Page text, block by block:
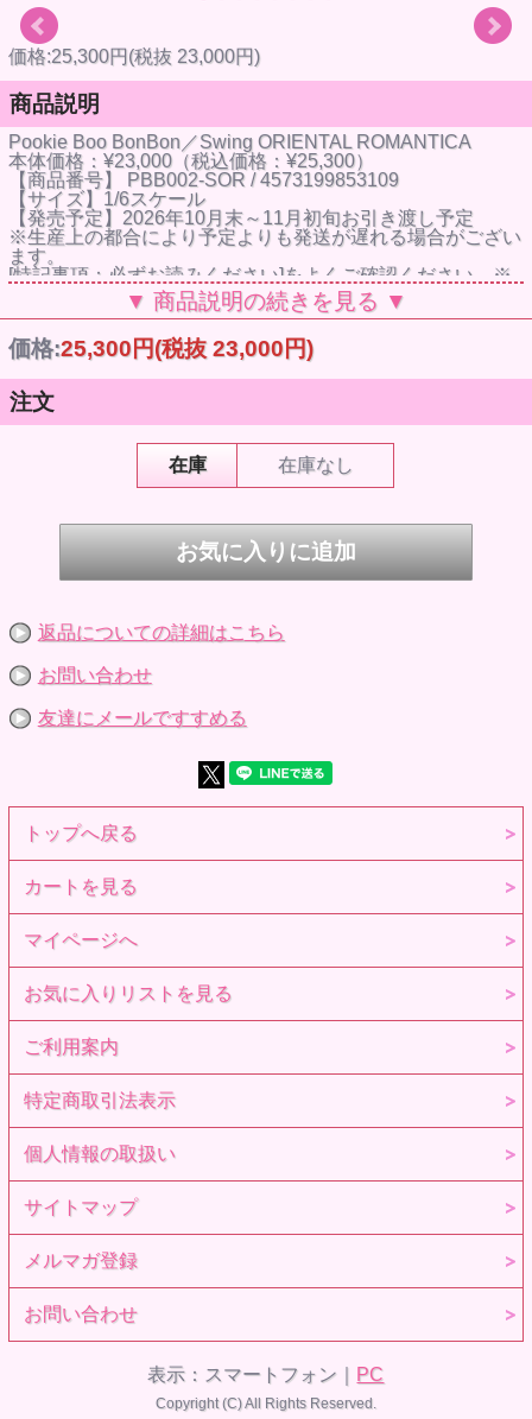
価格:25,300円(税抜 23,000円)
商品説明
Pookie Boo BonBon／Swing ORIENTAL ROMANTICA
本体価格：¥23,000（税込価格：¥25,300）
【商品番号】 PBB002-SOR / 4573199853109
【サイズ】1/6スケール
【発売予定】2026年10月末～11月初旬お引き渡し予定
※生産上の都合により予定よりも発送が遅れる場合がござい
ます。
[特記事項：必ずお読みください]をよくご確認ください。※
登録情報不備はキャンセルとなります。
※この商品は全額前金制（銀行振込）です。※この商品のお
客様都合によるキャンセルは原則行っておりません。
Swingちゃん2ndシリーズ
BonBonちゃんのお友達「Swing(スウィング)」ちゃんは
歌うこととオシャレが大好きな女の子。
2ndシリーズのコンセプトは「ORIENTAL ROMANTICA」
異国の夜に咲く花のように…
オリエンタルなセットアップに
淡く霞むチュールスカートを重ねた、マンチックな装い。
それはまるで、幻想の物語にそっと咲いた一輪の花。
---------------------------------------------------------------
Swingドール本体・髪飾り・チョーカー・トップス・スカー
ツ・シューズ
仕様・眼袋有)
●ヘッド原型製作：キノコジュース
●マスクデザイン：キノコジュース
●アイ：8mm Pookie Boo BonBon専用 AZONEオリジナル虹
●アイデザイン：Sealand
※ドールアイはオビツ製作所の尾櫃瞳を使用しております
●トータルデザイン：アゾンインターナショナル
●パターン作成：関口妙子
●素体：ピュアニーモ2フィールS/女の子
(シルキースキンver./ホワイト)※全高約23cm
●ピュアニーモ企画協力・原型製作：澤田工房
●ヘアカラー：ゴールド×シルバーMIX
●アイカラー：オリエンタルブルー
※ワンピースの下段フリルは、量産時に仕様が変更となりま
※衣装、彩色、植毛などは手作業で制作のため個体差があ
り、完全な左右対称ではありません。予めご了承ください。
※髪型の仕様上、地肌の一部が見える場合がございます。予
めご了承ください。
※製造工程上の都合により、フェイスとヘッドキャップの嵌
合部分に段差が生じる場合がございます。機能上問題のない
ものは仕様の範囲内となりますので、予めご了承ください。
※濃色衣装についてのご案内
※数に限りがございますので、なくなり次第終了となりま
す。
※髪の色が薄いものは地肌や毛穴が透けて見える場合がござ
いますが、
す。
※画像で使用している撮影小物は、セット内容には含まれま
せん。
※衣装、彩色、植毛などは手作業で制作のため個体差があ
※<a target="_blank"href="oshirase_koiiro.jpg (640×480)
(azone-int.co.jp)">濃色衣装についてのご案内</a>
▼ 商品説明の続きを見る ▼
価格:25,300円(税抜 23,000円)
注文
在庫 在庫なし
返品についての詳細はこちら
お問い合わせ
友達にメールですすめる
トップへ戻る
カートを見る
マイページへ
お気に入りリストを見る
ご利用案内
特定商取引法表示
個人情報の取扱い
サイトマップ
メルマガ登録
お問い合わせ
表示：スマートフォン｜ PC
Copyright (C) All Rights Reserved.